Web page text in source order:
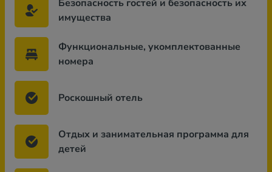
Безопасность гостей и безопасность их
имущества
Функциональные, укомплектованные
номера
Роскошный отель
Отдых и занимательная программа для
детей